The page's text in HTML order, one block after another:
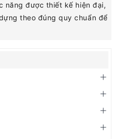
năng được thiết kế hiện đại,
theo đúng quy chuẩn để